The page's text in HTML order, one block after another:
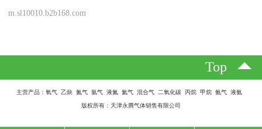
m.sl10010.b2b168.com
Top
主营产品：氧气 乙炔 氮气 氩气 液氮 氦气 混合气 二氧化碳 丙烷 甲烷 氨气 液氨
版权所有：天津永腾气体销售有限公司